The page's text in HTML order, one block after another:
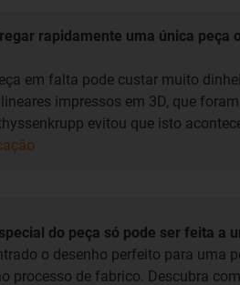
rapidamente uma única peça
em falta pode custar muito
impressos em 3D, que
evitou que isto
do peça só pode ser feita a
o desenho perfeito para uma
processo de fabrico. Descubra